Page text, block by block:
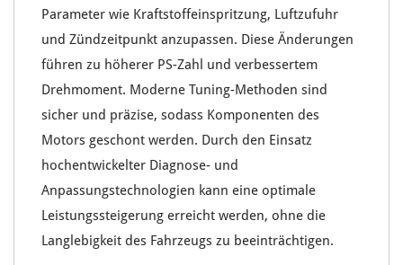
Parameter wie Kraftstoffeinspritzung, Luftzufuhr
und Zündzeitpunkt anzupassen. Diese Änderungen
führen zu höherer PS-Zahl und verbessertem
Drehmoment. Moderne Tuning-Methoden sind
sicher und präzise, sodass Komponenten des
Motors geschont werden. Durch den Einsatz
hochentwickelter Diagnose- und
Anpassungstechnologien kann eine optimale
Leistungssteigerung erreicht werden, ohne die
Langlebigkeit des Fahrzeugs zu beeinträchtigen.